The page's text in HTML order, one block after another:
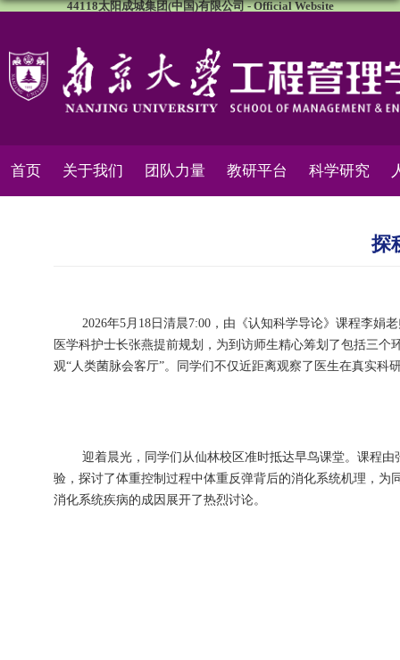
44118太阳成城集团(中国)有限公司 - Official Website
首页 关于我们 团队力量 教研平台 科学研究
探
2026年5月18日清晨7:00，由《认知科学导论》课程李娟
医学科护士长张燕提前规划，为到访师生精心筹划了包括三个
观“人类菌脉会客厅”。同学们不仅近距离观察了医生在真实
迎着晨光，同学们从仙林校区准时抵达早鸟课堂。课程
验，探讨了体重控制过程中体重反弹背后的消化系统机理，
消化系统疾病的成因展开了热烈讨论。